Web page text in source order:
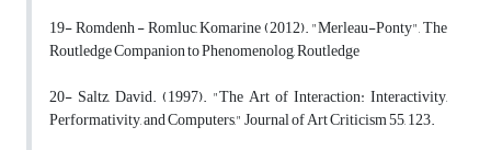
19- Romdenh - Romluc, Komarine (2012). "Merleau-Ponty", The
Routledge Companion to Phenomenolog, Routledge
20- Saltz, David. (1997). "The Art of Interaction: Interactivity,
Performativity, and Computers," Journal of Art Criticism 55, 123.